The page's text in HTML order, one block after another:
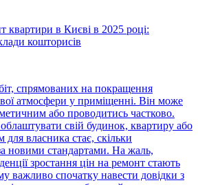
квартири в Києві в 2025 році:
кошторисів
спрямованих на покращення
​​атмосфери у приміщенні. Він може
або проводитись частково.
свій будинок, квартиру або
власника стає, скільки
новими стандартами. На жаль,
зростання цін на ремонт стають
важливо спочатку навести довідки з